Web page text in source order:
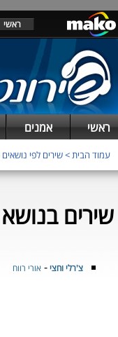
ראשי
ראשי אמנים
עמוד הבית>שירים לפי נושאים
שירים
צ'רלי וחצי- אורי רווח